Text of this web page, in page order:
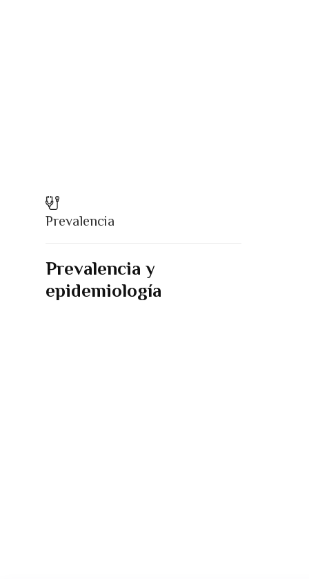
Prevalencia
Prevalencia y
epidemiología